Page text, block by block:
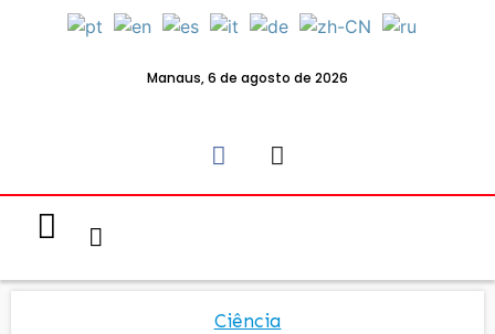
Manaus, 6 de agosto de 2026
Ciência